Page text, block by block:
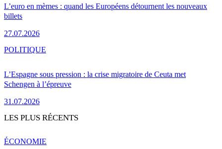
L’euro en mèmes : quand les Européens détournent les nouveaux
billets
27.07.2026
L’Espagne sous pression : la crise migratoire de Ceuta met
Schengen à l’épreuve
31.07.2026
POLITIQUE
LES PLUS RÉCENTS
ÉCONOMIE